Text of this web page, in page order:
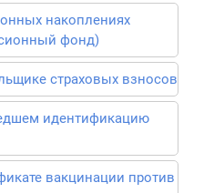
накоплениях
фонд)
страховых взносов
идентификацию
вакцинации против